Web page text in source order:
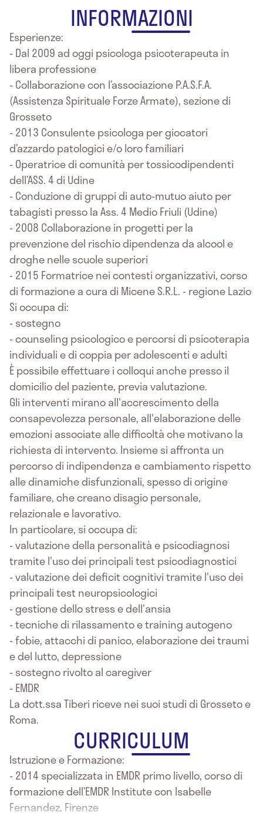
INFORMAZIONI
Esperienze:
- Dal 2009 ad oggi psicologa psicoterapeuta in
libera professione
- Collaborazione con l’associazione P.A.S.F.A.
(Assistenza Spirituale Forze Armate), sezione di
Grosseto
- 2013 Consulente psicologa per giocatori
d’azzardo patologici e/o loro familiari
- Operatrice di comunità per tossicodipendenti
dell’ASS. 4 di Udine
- Conduzione di gruppi di auto-mutuo aiuto per
tabagisti presso la Ass. 4 Medio Friuli (Udine)
- 2008 Collaborazione in progetti per la
prevenzione del rischio dipendenza da alcool e
droghe nelle scuole superiori
- 2015 Formatrice nei contesti organizzativi, corso
di formazione a cura di Micene S.R.L. - regione Lazio
Si occupa di:
- sostegno
- counseling psicologico e percorsi di psicoterapia
individuali e di coppia per adolescenti e adulti
È possibile effettuare i colloqui anche presso il
domicilio del paziente, previa valutazione.
Gli interventi mirano all'accrescimento della
consapevolezza personale, all'elaborazione delle
emozioni associate alle difficoltà che motivano la
richiesta di intervento. Insieme si affronta un
percorso di indipendenza e cambiamento rispetto
alle dinamiche disfunzionali, spesso di origine
familiare, che creano disagio personale,
relazionale e lavorativo.
In particolare, si occupa di:
- valutazione della personalità e psicodiagnosi
tramite l'uso dei principali test psicodiagnostici
- valutazione dei deficit cognitivi tramite l'uso dei
principali test neuropsicologici
- gestione dello stress e dell'ansia
- tecniche di rilassamento e training autogeno
- fobie, attacchi di panico, elaborazione dei traumi
e del lutto, depressione
- sostegno rivolto al caregiver
- EMDR
La dott.ssa Tiberi riceve nei suoi studi di Grosseto e
Roma.
CURRICULUM
Istruzione e Formazione:
- 2014 specializzata in EMDR primo livello, corso di
formazione dell’EMDR Institute con Isabelle
Fernandez, Firenze